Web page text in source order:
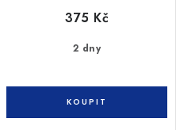
2 dny
375 Kč